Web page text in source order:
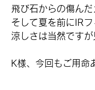
飛び石からの傷んだ
そして夏を前にIR
涼しさは当然です
K様、今回もご用命